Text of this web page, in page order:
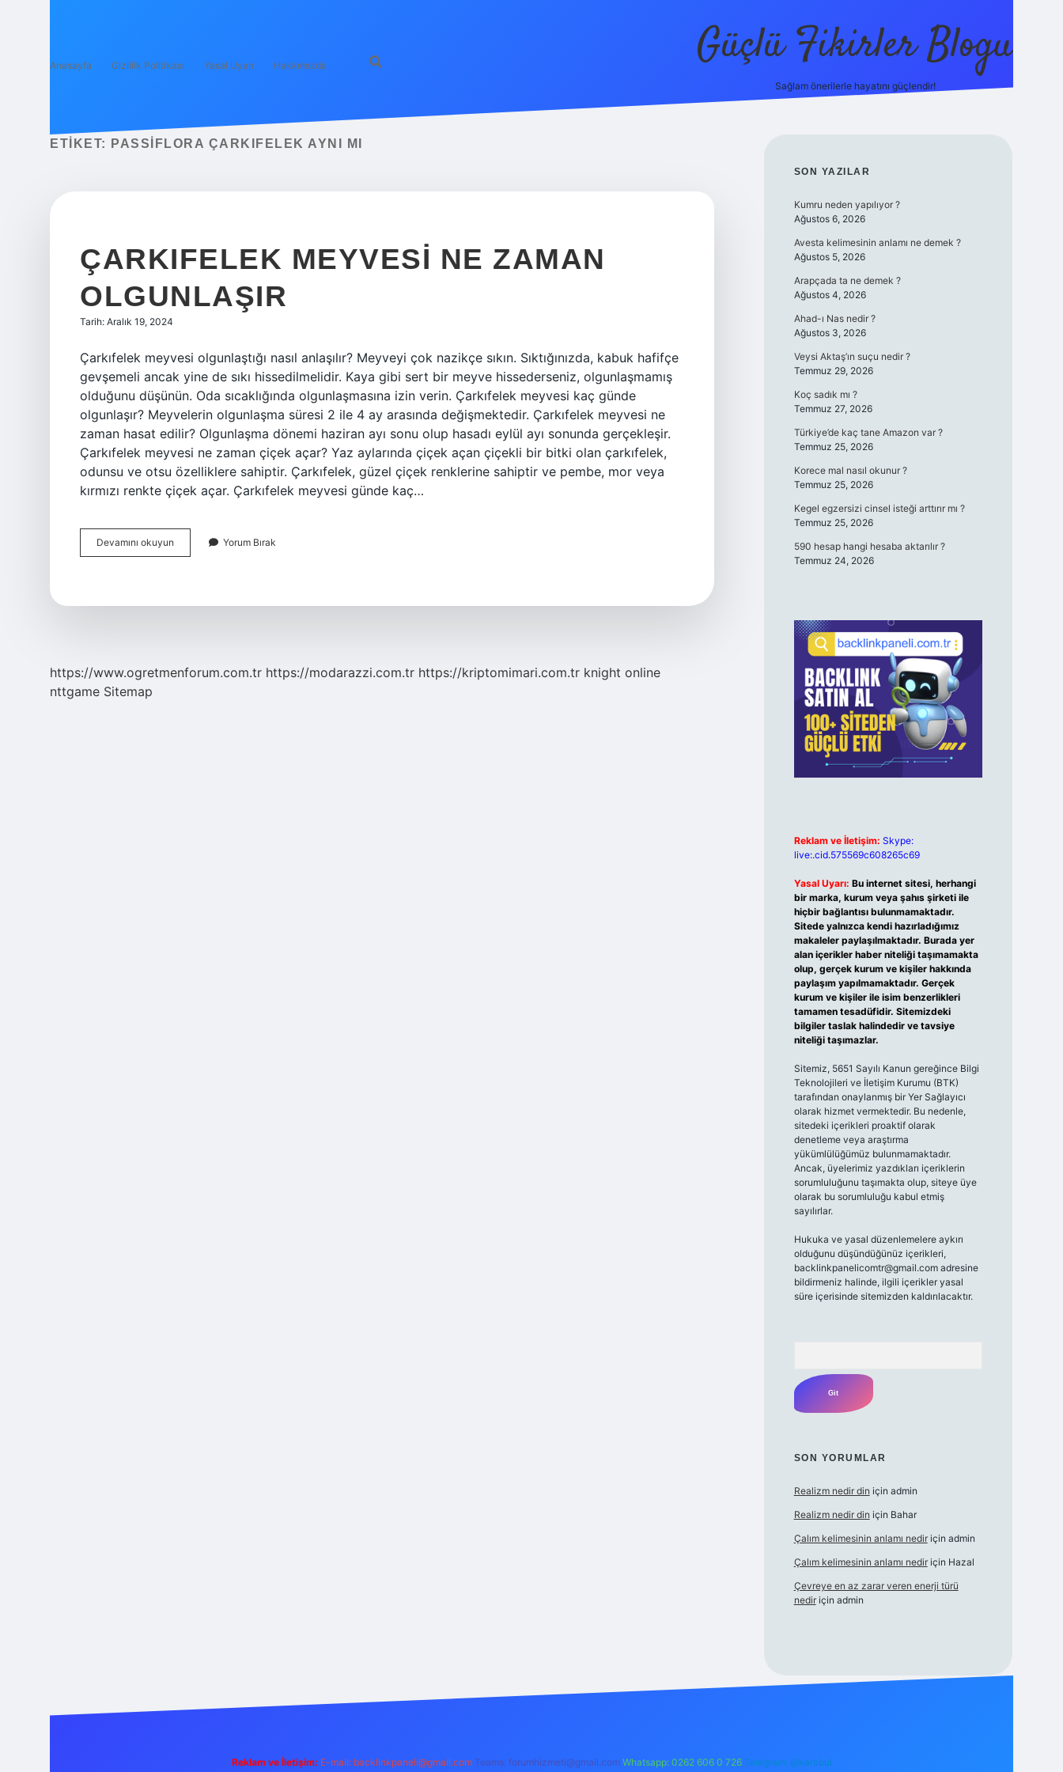
Anasayfa Gizlilik Politikası Yasal Uyarı Hakkımızda Güçlü Fikirler Blogu
Sağlam önerilerle hayatını güçlendir!
ETIKET: PASSIFLORA ÇARKIFELEK AYNI MI
ÇARKIFELEK MEYVESI NE ZAMAN
OLGUNLAŞIR
Tarih: Aralık 19, 2024
Çarkıfelek meyvesi olgunlaştığı nasıl anlaşılır? Meyveyi çok nazikçe sıkın. Sıktığınızda, kabuk hafifçe
gevşemeli ancak yine de sıkı hissedilmelidir. Kaya gibi sert bir meyve hissederseniz, olgunlaşmamış
olduğunu düşünün. Oda sıcaklığında olgunlaşmasına izin verin. Çarkıfelek meyvesi kaç günde
olgunlaşır? Meyvelerin olgunlaşma süresi 2 ile 4 ay arasında değişmektedir. Çarkıfelek meyvesi ne
zaman hasat edilir? Olgunlaşma dönemi haziran ayı sonu olup hasadı eylül ayı sonunda gerçekleşir.
Çarkıfelek meyvesi ne zaman çiçek açar? Yaz aylarında çiçek açan çiçekli bir bitki olan çarkıfelek,
odunsu ve otsu özelliklere sahiptir. Çarkıfelek, güzel çiçek renklerine sahiptir ve pembe, mor veya
kırmızı renkte çiçek açar. Çarkıfelek meyvesi günde kaç…
Devamını okuyun Çarkıfelek
Meyvesi
Yorum Bırak
https://www.ogretmenforum.com.tr https://modarazzi.com.tr https://kriptomimari.com.tr knight online
nttgame Sitemap
SIDEBAR
SON YAZILAR
Kumru neden yapılıyor ?
Ağustos 6, 2026
Avesta kelimesinin anlamı ne demek ?
Ağustos 5, 2026
Arapçada ta ne demek ?
Ağustos 4, 2026
Ahad-ı Nas nedir ?
Ağustos 3, 2026
Veysi Aktaş’ın suçu nedir ?
Temmuz 29, 2026
Koç sadık mı ?
Temmuz 27, 2026
Türkiye’de kaç tane Amazon var ?
Temmuz 25, 2026
Korece mal nasıl okunur ?
Temmuz 25, 2026
Kegel egzersizi cinsel isteği arttırır mı ?
Temmuz 25, 2026
590 hesap hangi hesaba aktarılır ?
Temmuz 24, 2026
Reklam ve İletişim: Skype:
live:.cid.575569c608265c69
Yasal Uyarı: Bu internet sitesi, herhangi
bir marka, kurum veya şahıs şirketi ile
hiçbir bağlantısı bulunmamaktadır.
Sitede yalnızca kendi hazırladığımız
makaleler paylaşılmaktadır. Burada yer
alan içerikler haber niteliği taşımamakta
olup, gerçek kurum ve kişiler hakkında
paylaşım yapılmamaktadır. Gerçek
kurum ve kişiler ile isim benzerlikleri
tamamen tesadüfidir. Sitemizdeki
bilgiler taslak halindedir ve tavsiye
niteliği taşımazlar.
Sitemiz, 5651 Sayılı Kanun gereğince Bilgi
Teknolojileri ve İletişim Kurumu (BTK)
tarafından onaylanmış bir Yer Sağlayıcı
olarak hizmet vermektedir. Bu nedenle,
sitedeki içerikleri proaktif olarak
denetleme veya araştırma
yükümlülüğümüz bulunmamaktadır.
Ancak, üyelerimiz yazdıkları içeriklerin
sorumluluğunu taşımakta olup, siteye üye
olarak bu sorumluluğu kabul etmiş
sayılırlar.
Hukuka ve yasal düzenlemelere aykırı
olduğunu düşündüğünüz içerikleri,
backlinkpanelicomtr@gmail.comadresine
bildirmeniz halinde, ilgili içerikler yasal
süre içerisinde sitemizden kaldırılacaktır.
SON YORUMLAR
Realizm nedir din için admin
Realizm nedir din için Bahar
Çalım kelimesinin anlamı nediriçin admin
Çalım kelimesinin anlamı nediriçin Hazal
Çevreye en az zarar veren enerji türü
nediriçin admin
Reklam ve İletişim: E-mail: backlinkpaneli@gmail.com Teams: forumhizmeti@gmail.com Whatsapp: 0262 606 0 726 Telegram: @karabul